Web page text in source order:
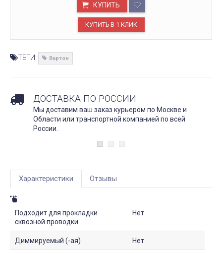
КУПИТЬ
ТЕГИ: Вартон
ДОСТАВКА ПО РОССИИ
Мы доставим ваш заказ курьером по Москве и
Области или транспортной компанией по всей
России.
Характеристики Отзывы
Подходит для прокладки
сквозной проводки
Нет
Диммируемый (-ая) Нет